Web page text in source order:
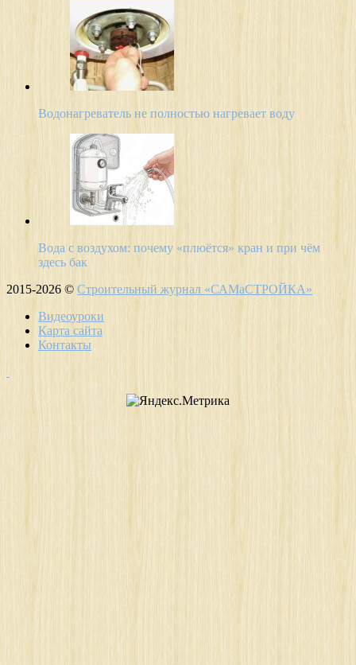
Водонагреватель не полностью нагревает воду
Вода с воздухом: почему «плюётся» кран и при чём
здесь бак
2015-2026 © Строительный журнал «САМаСТРОЙКА»
Видеоуроки
Карта сайта
Контакты